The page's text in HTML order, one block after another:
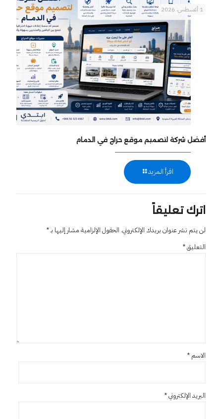
1 أغسطس، 2026
أفضل شركة لتصميم موقع حراج في الدمام
اقرأ المزيد
اترك تعليقاً
لن يتم نشر عنوان بريدك الإلكتروني. الحقول الإلزامية مشار إليها بـ*
التعليق*
الاسم *
البريد الإلكتروني*